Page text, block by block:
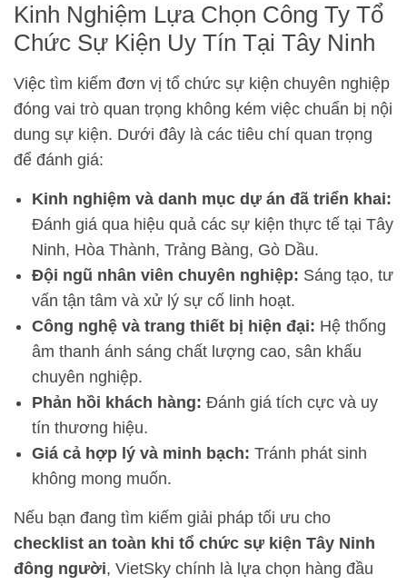
Kinh Nghiệm Lựa Chọn Công Ty Tổ
Chức Sự Kiện Uy Tín Tại Tây Ninh
Việc tìm kiếm đơn vị tổ chức sự kiện chuyên nghiệp
đóng vai trò quan trọng không kém việc chuẩn bị nội
dung sự kiện. Dưới đây là các tiêu chí quan trọng
để đánh giá:
Kinh nghiệm và danh mục dự án đã triển khai:
Đánh giá qua hiệu quả các sự kiện thực tế tại Tây
Ninh, Hòa Thành, Trảng Bàng, Gò Dầu.
Đội ngũ nhân viên chuyên nghiệp: Sáng tạo, tư
vấn tận tâm và xử lý sự cố linh hoạt.
Công nghệ và trang thiết bị hiện đại: Hệ thống
âm thanh ánh sáng chất lượng cao, sân khấu
chuyên nghiệp.
Phản hồi khách hàng: Đánh giá tích cực và uy
tín thương hiệu.
Giá cả hợp lý và minh bạch: Tránh phát sinh
không mong muốn.
Nếu bạn đang tìm kiếm giải pháp tối ưu cho
checklist an toàn khi tổ chức sự kiện Tây Ninh
đông người, VietSky chính là lựa chọn hàng đầu